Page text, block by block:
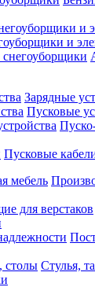
и
Зарядные
Пусковые
Пусковые
для верстаков
Стулья,